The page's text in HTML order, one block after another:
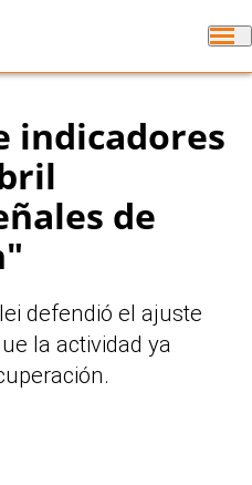
indicadores
de
defendió el ajuste
la actividad ya